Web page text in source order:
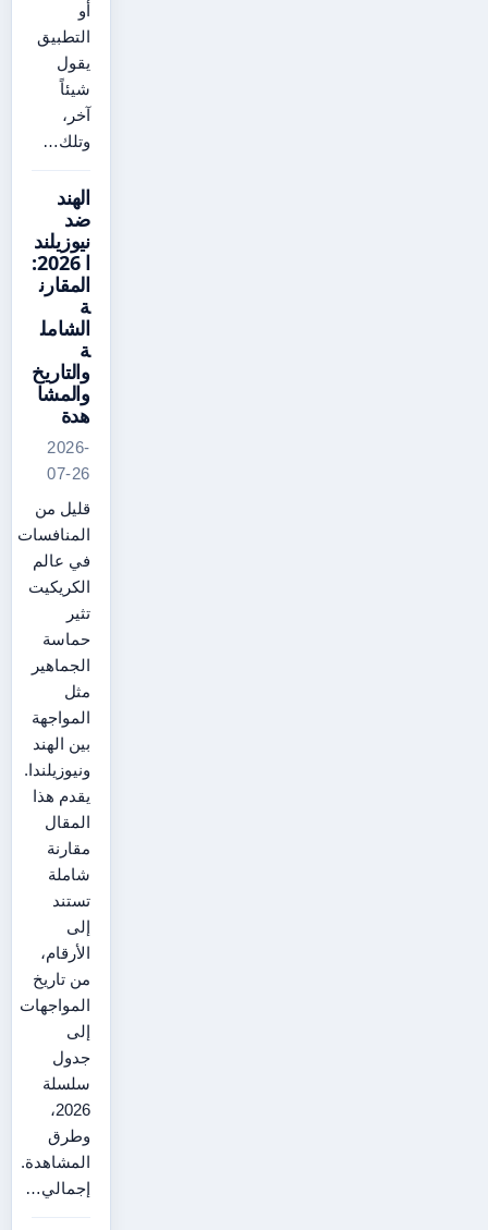
أو
التطبيق
يقول
شيئاً
آخر،
وتلك…
الهند
ضد
نيوزيلند
ا 2026:
المقارن
ة
الشامل
ة
والتاريخ
والمشا
هدة
2026-
07-26
قليل من
المنافسات
في عالم
الكريكيت
تثير
حماسة
الجماهير
مثل
المواجهة
بين الهند
ونيوزيلندا.
يقدم هذا
المقال
مقارنة
شاملة
تستند
إلى
الأرقام،
من تاريخ
المواجهات
إلى
جدول
سلسلة
2026،
وطرق
المشاهدة.
إجمالي…